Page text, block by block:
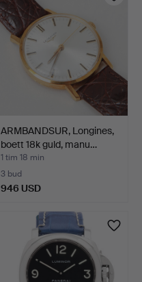
ARMBANDSUR, Longines,
boett 18k guld, manu…
1 tim 18 min
3 bud
946 USD